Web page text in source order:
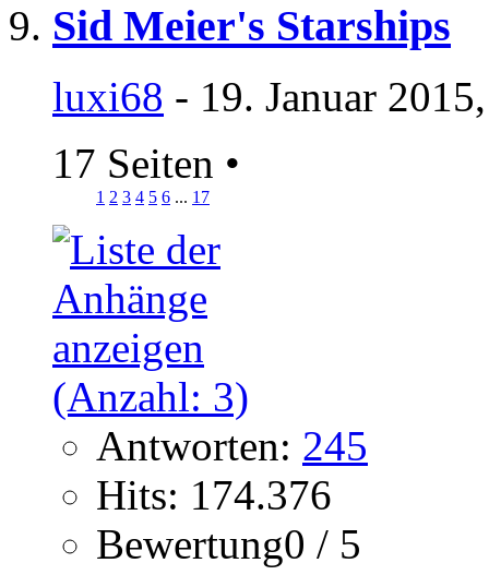
Sid Meier's Starships
luxi68 - 19. Januar
17 Seiten •
1 2 3 4 5 6 ... 17
Antworten: 245
Hits: 174.376
Bewertung0 / 5